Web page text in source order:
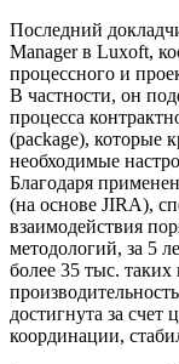
Последний
Manager в Luxoft,
процессного и
В частности, он
процесса
(package), которые
необходимые
Благодаря
(на основе JIRA),
взаимодействия
методологий, за 5
более 35 тыс.
достигнута за счет
координации,